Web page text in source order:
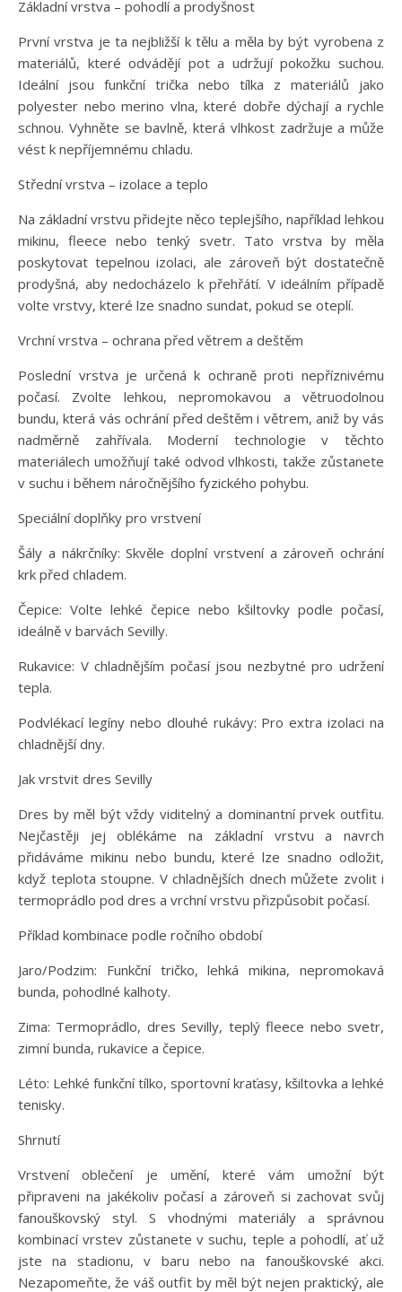
Základní vrstva – pohodlí a prodyšnost
První vrstva je ta nejbližší k tělu a měla by být vyrobena z
materiálů, které odvádějí pot a udržují pokožku suchou.
Ideální jsou funkční trička nebo tílka z materiálů jako
polyester nebo merino vlna, které dobře dýchají a rychle
schnou. Vyhněte se bavlně, která vlhkost zadržuje a může
vést k nepříjemnému chladu.
Střední vrstva – izolace a teplo
Na základní vrstvu přidejte něco teplejšího, například lehkou
mikinu, fleece nebo tenký svetr. Tato vrstva by měla
poskytovat tepelnou izolaci, ale zároveň být dostatečně
prodyšná, aby nedocházelo k přehřátí. V ideálním případě
volte vrstvy, které lze snadno sundat, pokud se oteplí.
Vrchní vrstva – ochrana před větrem a deštěm
Poslední vrstva je určená k ochraně proti nepříznivému
počasí. Zvolte lehkou, nepromokavou a větruodolnou
bundu, která vás ochrání před deštěm i větrem, aniž by vás
nadměrně zahřívala. Moderní technologie v těchto
materiálech umožňují také odvod vlhkosti, takže zůstanete
v suchu i během náročnějšího fyzického pohybu.
Speciální doplňky pro vrstvení
Šály a nákrčníky: Skvěle doplní vrstvení a zároveň ochrání
krk před chladem.
Čepice: Volte lehké čepice nebo kšiltovky podle počasí,
ideálně v barvách Sevilly.
Rukavice: V chladnějším počasí jsou nezbytné pro udržení
tepla.
Podvlékací legíny nebo dlouhé rukávy: Pro extra izolaci na
chladnější dny.
Jak vrstvit dres Sevilly
Dres by měl být vždy viditelný a dominantní prvek outfitu.
Nejčastěji jej oblékáme na základní vrstvu a navrch
přidáváme mikinu nebo bundu, které lze snadno odložit,
když teplota stoupne. V chladnějších dnech můžete zvolit i
termoprádlo pod dres a vrchní vrstvu přizpůsobit počasí.
Příklad kombinace podle ročního období
Jaro/Podzim: Funkční tričko, lehká mikina, nepromokavá
bunda, pohodlné kalhoty.
Zima: Termoprádlo, dres Sevilly, teplý fleece nebo svetr,
zimní bunda, rukavice a čepice.
Léto: Lehké funkční tílko, sportovní kraťasy, kšiltovka a lehké
tenisky.
Shrnutí
Vrstvení oblečení je umění, které vám umožní být
připraveni na jakékoliv počasí a zároveň si zachovat svůj
fanouškovský styl. S vhodnými materiály a správnou
kombinací vrstev zůstanete v suchu, teple a pohodlí, ať už
jste na stadionu, v baru nebo na fanouškovské akci.
Nezapomeňte, že váš outfit by měl být nejen praktický, ale